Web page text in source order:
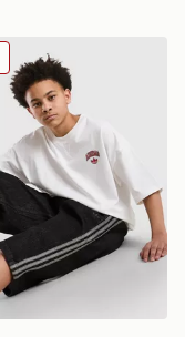
Originals Jorts in